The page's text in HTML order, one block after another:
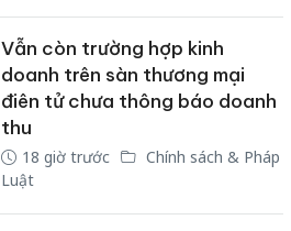
Vẫn còn trường hợp kinh
doanh trên sàn thương mại
điên tử chưa thông báo doanh
thu
18 giờ trước
Chính sách & Pháp
Luật